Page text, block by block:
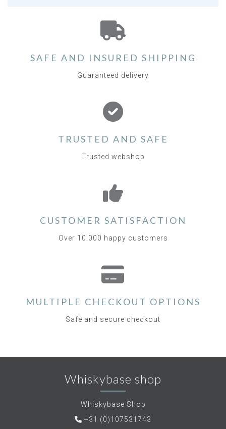
SAFE AND INSURED SHIPPING
Guaranteed delivery
TRUSTED AND SAFE
Trusted webshop
CUSTOMER SATISFACTION
Over 10.000 happy customers
MULTIPLE CHECKOUT OPTIONS
Safe and secure checkout
Whiskybase shop
Whiskybase Shop
+31 (0)107531743